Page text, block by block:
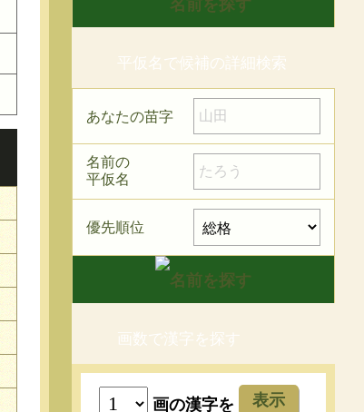
平仮名で候補の詳細検索
あなたの苗字
名前の
平仮名
優先順位
画数で漢字を探す
画の漢字を 表示